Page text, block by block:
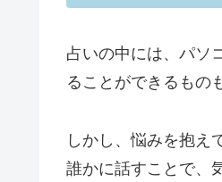
占いの中には、パソ
ることができるもの
しかし、悩みを抱え
誰かに話すことで、